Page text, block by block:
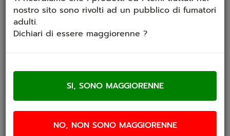
Aroma Vapurì Don
Apple 20ml
Aroma Vapurì Don
Coconut 20ml
nostro sito sono rivolti ad un pubblico di fumatori
adulti.
Dichiari di essere maggiorenne ?
NO, NON SONO MAGGIORENNE